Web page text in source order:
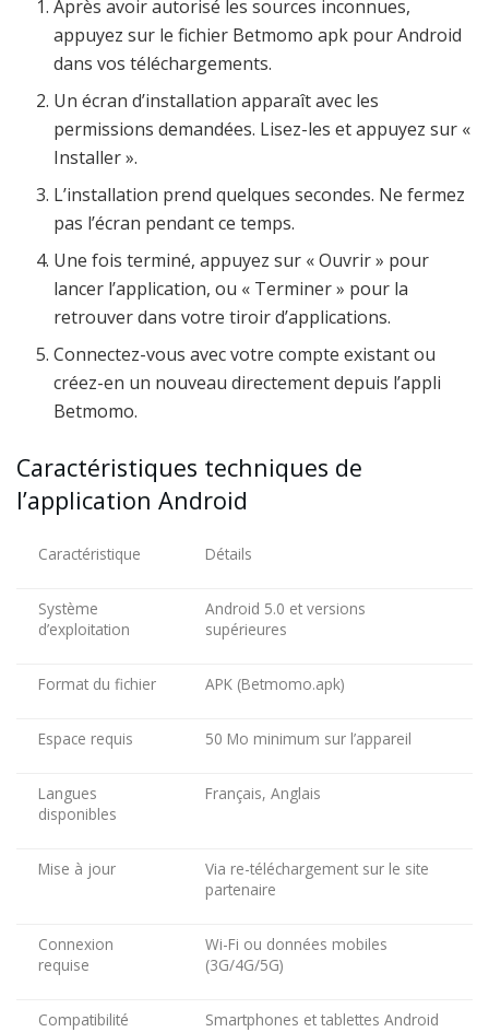
Après avoir autorisé les sources inconnues,
appuyez sur le fichier Betmomo apk pour Android
dans vos téléchargements.
Un écran d’installation apparaît avec les
permissions demandées. Lisez-les et appuyez sur «
Installer ».
L’installation prend quelques secondes. Ne fermez
pas l’écran pendant ce temps.
Une fois terminé, appuyez sur « Ouvrir » pour
lancer l’application, ou « Terminer » pour la
retrouver dans votre tiroir d’applications.
Connectez-vous avec votre compte existant ou
créez-en un nouveau directement depuis l’appli
Betmomo.
Caractéristiques techniques de
l’application Android
Caractéristique Détails
Système
d’exploitation
Android 5.0 et versions
supérieures
Format du fichier APK (Betmomo.apk)
Espace requis 50 Mo minimum sur l’appareil
Langues
disponibles
Français, Anglais
Mise à jour
Via re-téléchargement sur le site
partenaire
Connexion
requise
Wi-Fi ou données mobiles
(3G/4G/5G)
Compatibilité Smartphones et tablettes Android